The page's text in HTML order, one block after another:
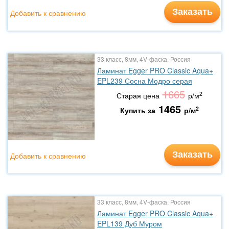
Заказать
Добавить к сравнению
33 класс, 8мм, 4V-фаска, Россия
Ламинат Egger PRO Classic Aqua+
EPL239 Сосна Модро серая
Старая цена 1665 р/м2
Купить за 1465 р/м2
Заказать
Добавить к сравнению
33 класс, 8мм, 4V-фаска, Россия
Ламинат Egger PRO Classic Aqua+
EPL139 Дуб Муром